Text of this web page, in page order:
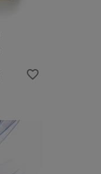
favorite_border